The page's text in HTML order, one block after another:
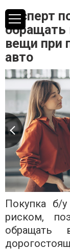
Эксперт
обращать
вещи при
авто
Покупка б/
риском,
обращать